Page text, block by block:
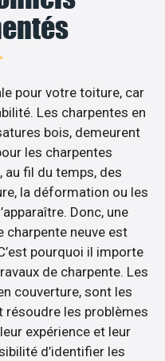
pour votre toiture, car
Les charpentes en
bois, demeurent
les charpentes
fil du temps, des
la déformation ou les
Donc, une
charpente neuve est
pourquoi il importe
de charpente. Les
couverture, sont les
résoudre les problèmes
expérience et leur
d’identifier les